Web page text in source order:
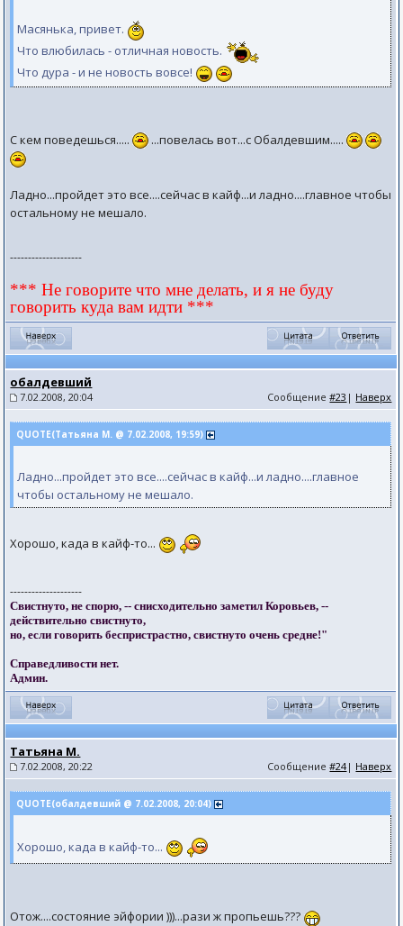
Масянька, привет.
Что влюбилась - отличная новость.
Что дура - и не новость вовсе!
С кем поведешься..... ...повелась вот...с Обалдевшим.....
Ладно...пройдет это все....сейчас в кайф...и ладно....главное чтобы
остальному не мешало.
--------------------
*** Не говорите что мне делать, и я не буду
говорить куда вам идти ***
обалдевший
7.02.2008, 20:04 Сообщение#23 | Наверх
QUOTE(Татьяна М. @ 7.02.2008, 19:59)
Ладно...пройдет это все....сейчас в кайф...и ладно....главное
чтобы остальному не мешало.
Хорошо, када в кайф-то...
--------------------
Свистнуто, не спорю, -- снисходительно заметил Коровьев, --
действительно свистнуто,
но, если говорить беспристрастно, свистнуто очень средне!"
Справедливости нет.
Админ.
Татьяна М.
7.02.2008, 20:22 Сообщение#24| Наверх
QUOTE(обалдевший @ 7.02.2008, 20:04)
Хорошо, када в кайф-то...
Отож....состояние эйфории )))...рази ж пропьешь???